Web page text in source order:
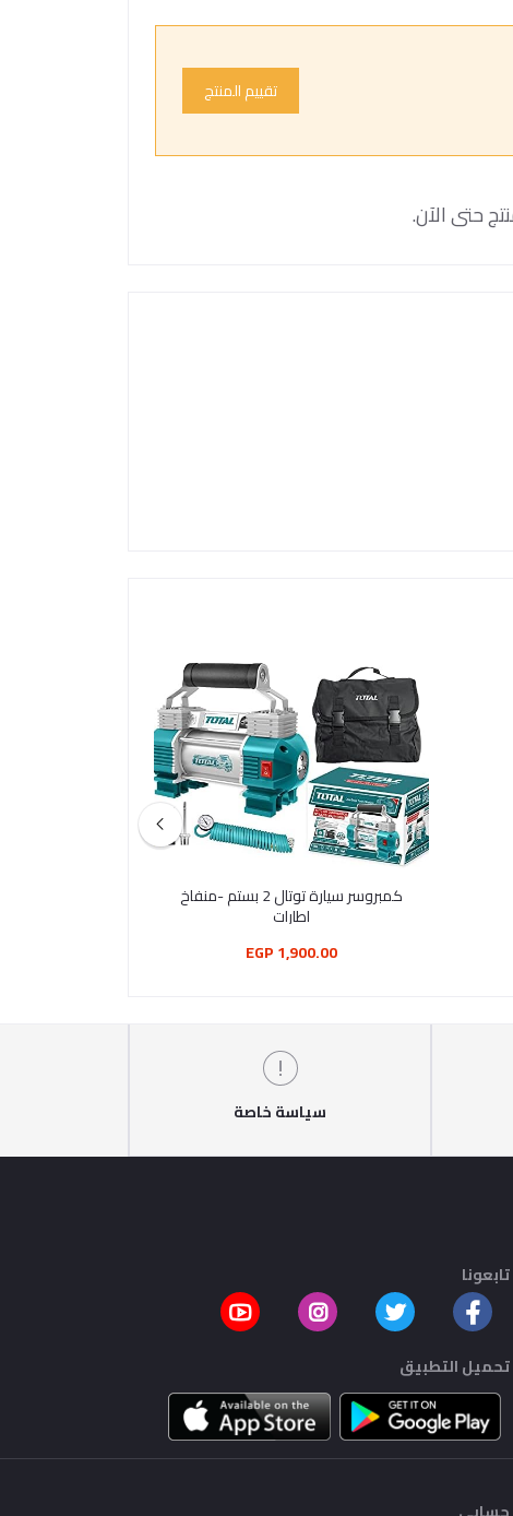
تقييم المنتج
حتى الآن.
كمبروسر سيارة توتال 2 بستم -منفاخ
اطارات
1,900.00 EGP
سياسة خاصة
تابعونا
تحميل التطبيق